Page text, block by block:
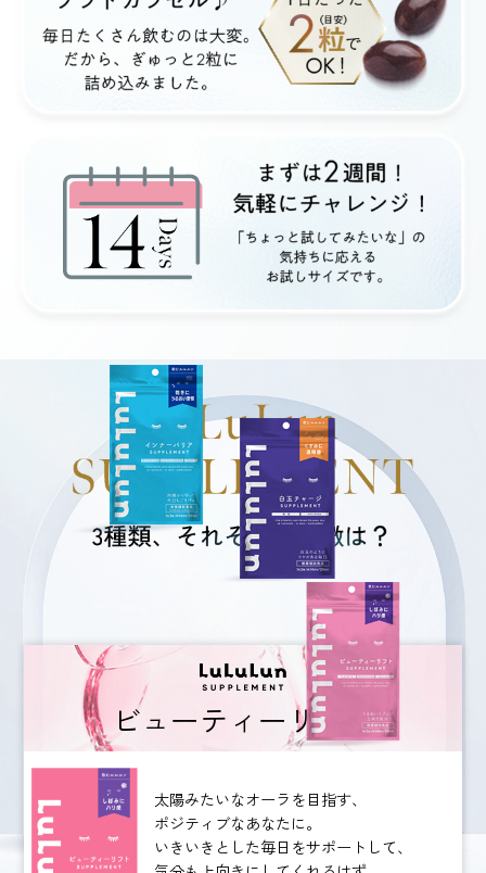
ビューティーリフト
太陽みたいなオーラを目指す、
ポジティブなあなたに。
いきいきとした毎日をサポートして、